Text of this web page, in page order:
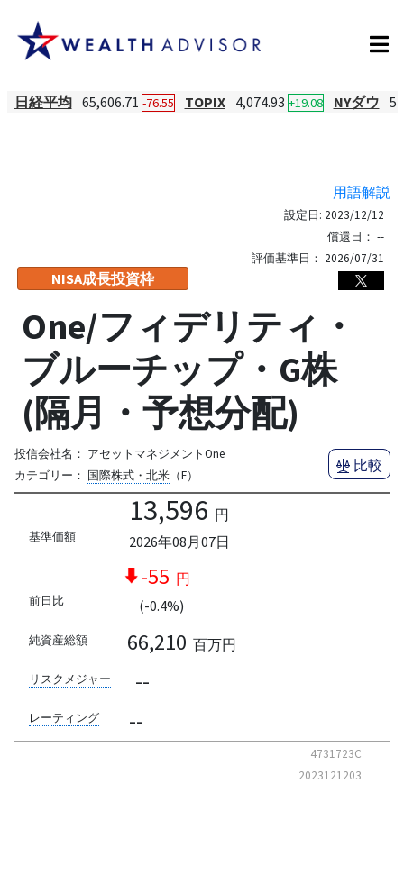
日経平均 65,606.71 -76.55 TOPIX 4,074.93 +19.08 NYダウ
用語解説
NISA成長投資枠
設定日: 2023/12/12
償還日： --
評価基準日： 2026/07/31
One/フィデリティ・
ブルーチップ・G株
(隔月・予想分配)
投信会社名： アセットマネジメントOne
カテゴリー： 国際株式・北米（F）
比較
基準価額
13,596 円
2026年08月07日
前日比
-55 円
(-0.4%)
純資産総額 66,210 百万円
リスクメジャー --
レーティング --
4731723C
2023121203